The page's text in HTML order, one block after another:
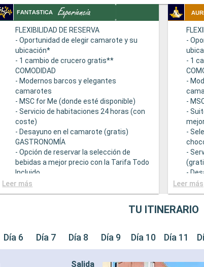
FLEXIBILIDAD DE RESERVA
- Oportunidad de elegir camarote y su
ubicación*
- 1 cambio de crucero gratis**
COMODIDAD
- Modernos barcos y elegantes
camarotes
- MSC for Me (donde esté disponible)
- Servicio de habitaciones 24 horas (con
coste)
- Desayuno en el camarote (gratis)
GASTRONOMÍA
- Opción de reservar la selección de
bebidas a mejor precio con la Tarifa Todo
Incluido
- Bufé con una amplia oferta
gastronómica
- Posibilidad de elegir el turno de cena
prepago de restaurante de
Leer más
-
- 1
-
-
-
-
-
-
-
Leer más
TU ITINERARIO
Día 6 Día 7 Día 8 Día 9 Día 10 Día 11
Salida